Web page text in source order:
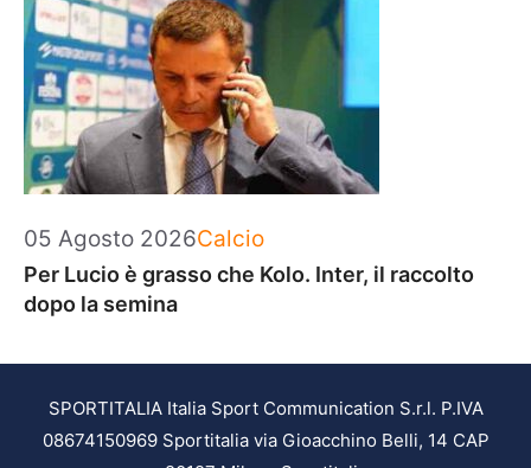
05 Agosto 2026Categorie
Calcio
Per Lucio è grasso che Kolo. Inter, il raccolto
dopo la semina
SPORTITALIA Italia Sport Communication S.r.l. P.IVA
08674150969 Sportitalia via Gioacchino Belli, 14 CAP